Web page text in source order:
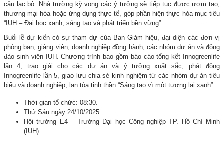
câu lạc bộ. Nhà trường kỳ vọng các ý tưởng sẽ tiếp tục được ươm tạo,
thương mại hóa hoặc ứng dụng thực tế, góp phần hiện thực hóa mục tiêu
“IUH – Đại học xanh, sáng tạo và phát triển bền vững”.
Buổi lễ dự kiến có sự tham dự của Ban Giám hiệu, đại diện các đơn vị
phòng ban, giảng viên, doanh nghiệp đồng hành, các nhóm dự án và đông
đảo sinh viên IUH. Chương trình bao gồm báo cáo tổng kết Innogreenlife
lần 4, trao giải cho các dự án và ý tưởng xuất sắc, phát động
Innogreenlife lần 5, giao lưu chia sẻ kinh nghiệm từ các nhóm dự án tiêu
biểu và doanh nghiệp, lan tỏa tinh thần “Sáng tạo vì một tương lai xanh”.
Thời gian tổ chức: 08:30.
Thứ Sáu ngày 24/10/2025.
Hội trường E4 – Trường Đại học Công nghiệp TP. Hồ Chí Minh
(IUH).